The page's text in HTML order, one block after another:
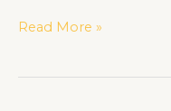
Read More »